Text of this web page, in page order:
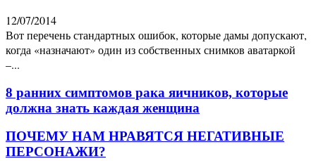
12/07/2014
Вот перечень стандартных ошибок, которые дамы допускают,
когда «назначают» один из собственных снимков аватаркой
–...
8 ранних симптомов рака яичников, которые
должна знать каждая женщина
ПОЧЕМУ НАМ НРАВЯТСЯ НЕГАТИВНЫЕ
ПЕРСОНАЖИ?